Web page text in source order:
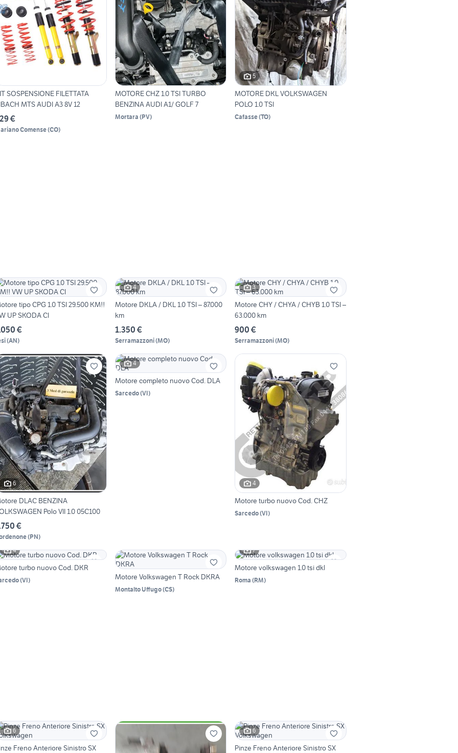
SOSPENSIONE FILETTATA
MTS AUDI A3 8V 12
€
Comense(CO)
MOTORE CHZ 1.0 TSI TURBO
BENZINA AUDI A1/ GOLF 7
Mortara (PV)
5
MOTORE DKL VOLKSWAGEN
POLO 1.0 TSI
Cafasse(TO)
tipo CPG 1.0 TSI 29.500 KM!!
UP SKODA CI
€
(AN)
4
Motore DKLA / DKL 1.0 TSI – 87.000
km
1.350 €
Serramazzoni(MO)
3
Motore CHY / CHYA / CHYB 1.0 TSI –
63.000 km
900 €
Serramazzoni(MO)
6
DLAC BENZINA
Polo VII 1.0 05C100
€
(PN)
4
Motore completo nuovo Cod. DLA
Sarcedo(VI)
4
Motore turbo nuovo Cod. CHZ
Sarcedo(VI)
4
turbo nuovo Cod. DKR
(VI) Motore Volkswagen T Rock DKRA
Montalto Uffugo(CS)
7
Motore volkswagen 1.0 tsi dkl
Roma (RM)
6
Freno Anteriore Sinistro SX
6
Pinze Freno Anteriore Sinistro SX